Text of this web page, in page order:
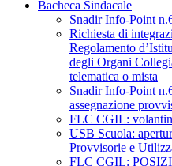
Bacheca Sindacale
Snadir Info-Point
Richiesta di
Regolamento
degli Organi
telematica o mista
Snadir Info-Point
assegnazione
FLC CGIL:
USB Scuola:
Provvisorie e
FLC CGIL: